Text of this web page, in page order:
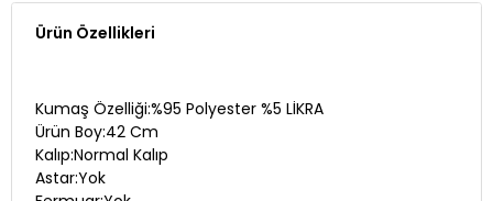
Ürün Boy:42 Cm
Kalıp:Normal Kalıp
Astar:Yok
Fermuar:Yok
Esneklik:Var